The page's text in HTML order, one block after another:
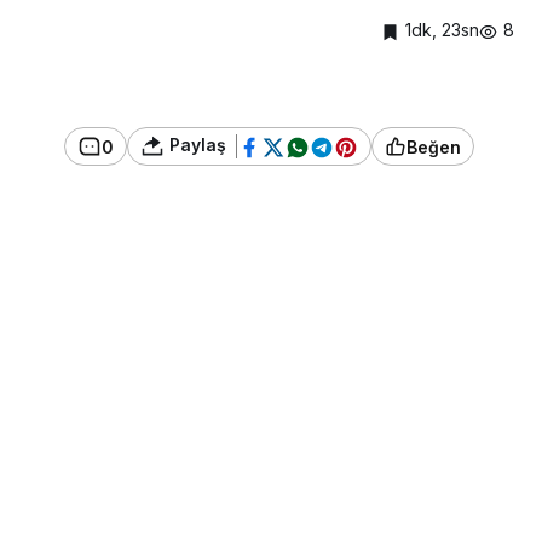
1dk, 23sn 8
0 Paylaş Beğen